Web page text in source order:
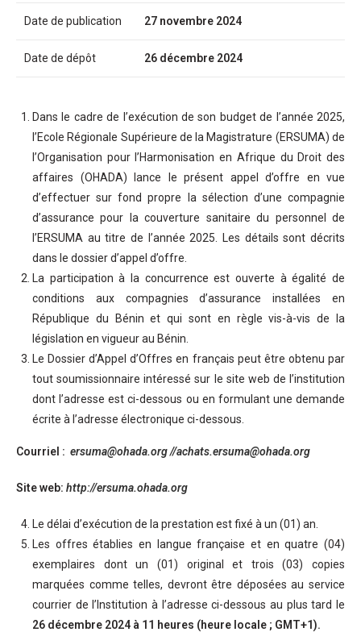
Date de publication 27 novembre 2024
Date de dépôt 26 décembre 2024
Dans le cadre de l’exécution de son budget de l’année 2025,
l’Ecole Régionale Supérieure de la Magistrature (ERSUMA) de
l’Organisation pour l’Harmonisation en Afrique du Droit des
affaires (OHADA) lance le présent appel d’offre en vue
d’effectuer sur fond propre la sélection d’une compagnie
d’assurance pour la couverture sanitaire du personnel de
l’ERSUMA au titre de l’année 2025. Les détails sont décrits
dans le dossier d’appel d’offre.
La participation à la concurrence est ouverte à égalité de
conditions aux compagnies d’assurance installées en
République du Bénin et qui sont en règle vis-à-vis de la
législation en vigueur au Bénin.
Le Dossier d’Appel d’Offres en français peut être obtenu par
tout soumissionnaire intéressé sur le site web de l’institution
dont l’adresse est ci-dessous ou en formulant une demande
écrite à l’adresse électronique ci-dessous.
Courriel : ersuma@ohada.org//achats.ersuma@ohada.org
Site web: http://ersuma.ohada.org
Le délai d’exécution de la prestation est fixé à un (01) an.
Les offres établies en langue française et en quatre (04)
exemplaires dont un (01) original et trois (03) copies
marquées comme telles, devront être déposées au service
courrier de l’Institution à l’adresse ci-dessous au plus tard le
26 décembre 2024 à 11 heures (heure locale ; GMT+1).